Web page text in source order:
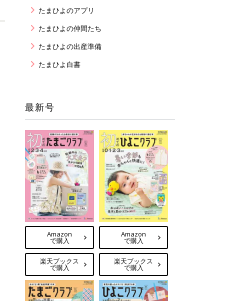
たまひよのアプリ
たまひよの仲間たち
たまひよの出産準備
たまひよ白書
最新号
Amazon
で購入
楽天ブックス
で購入
Amazon
で購入
楽天ブックス
で購入